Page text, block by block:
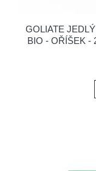
GOLIATE
BIO - OŘÍŠEK -